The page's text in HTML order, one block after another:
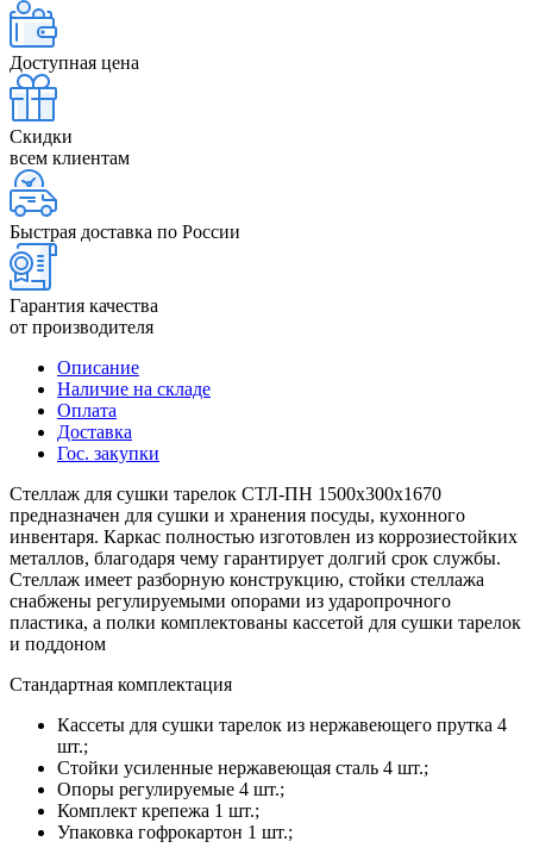
Доступная цена
Скидки
всем клиентам
Быстрая доставка по России
Гарантия качества
от производителя
Описание
Наличие на складе
Оплата
Доставка
Гос. закупки
Стеллаж для сушки тарелок СТЛ-ПН 1500х300х1670
предназначен для сушки и хранения посуды, кухонного
инвентаря. Каркас полностью изготовлен из коррозиестойких
металлов, благодаря чему гарантирует долгий срок службы.
Стеллаж имеет разборную конструкцию, стойки стеллажа
снабжены регулируемыми опорами из ударопрочного
пластика, а полки комплектованы кассетой для сушки тарелок
и поддоном
Стандартная комплектация
Кассеты для сушки тарелок из нержавеющего прутка 4
шт.;
Стойки усиленные нержавеющая сталь 4 шт.;
Опоры регулируемые 4 шт.;
Комплект крепежа 1 шт.;
Упаковка гофрокартон 1 шт.;